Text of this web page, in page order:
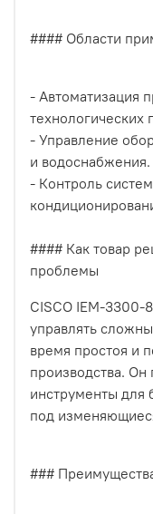
#### Области
- Автоматизация
технологических
- Управление
и водоснабжения.
- Контроль
#### Как товар
проблемы
CISCO IEM-3300-
управлять
время простоя и
производства. Он
инструменты для
под
###